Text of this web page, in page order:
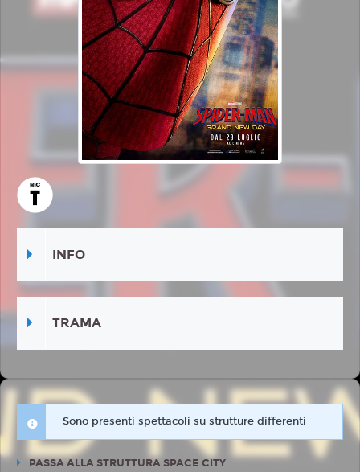
INFO
TRAMA
Sono presenti spettacoli su strutture differenti
PASSA ALLA STRUTTURA SPACE CITY